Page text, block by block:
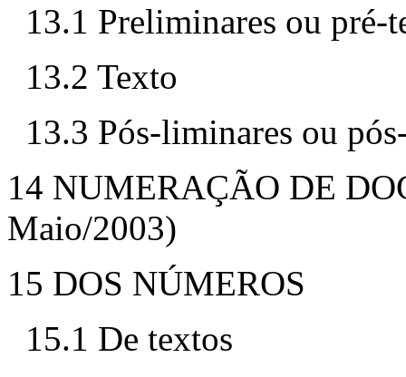
13.1 Preliminares ou pré-
13.2 Texto
13.3 Pós-liminares ou
14 NUMERAÇÃO DE
Maio/2003)
15 DOS NÚMEROS
15.1 De textos